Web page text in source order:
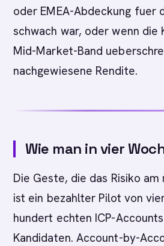
oder EMEA-Abdeckung fuer
schwach war, oder wenn die
Mid-Market-Band
nachgewiesene Rendite.
Wie man in vier
Die Geste, die das Risiko
ist ein bezahlter Pilot von
hundert echten ICP-
Kandidaten. Account-by-